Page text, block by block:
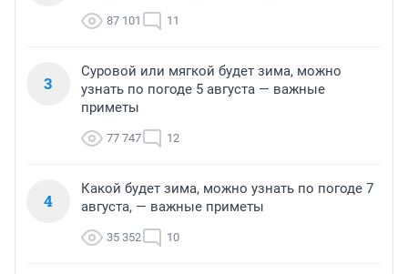
87 101 11
3
Суровой или мягкой будет зима, можно
узнать по погоде 5 августа — важные
приметы
77 747 12
4
Какой будет зима, можно узнать по погоде 7
августа, — важные приметы
35 352 10